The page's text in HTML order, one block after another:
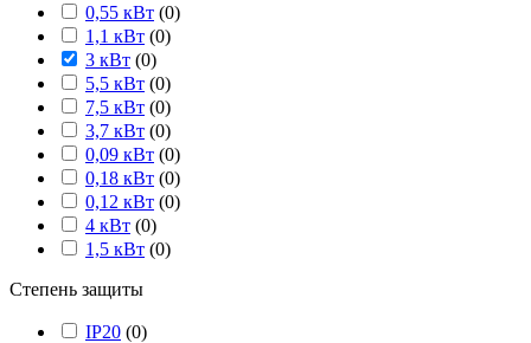
0,55 кВт (0)
1,1 кВт (0)
3 кВт (0)
5,5 кВт (0)
7,5 кВт (0)
3,7 кВт (0)
0,09 кВт (0)
0,18 кВт (0)
0,12 кВт (0)
4 кВт (0)
1,5 кВт (0)
Степень защиты
IP20 (0)